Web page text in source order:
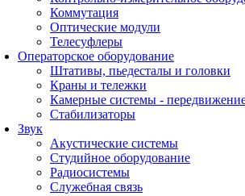
Коммутация
Оптические модули
Телесуфлеры
Операторское оборудование
Штативы, пьедесталы и головки
Краны и тележки
Камерные системы -
Стабилизаторы
Звук
Акустические системы
Студийное оборудование
Радиосистемы
Служебная связь